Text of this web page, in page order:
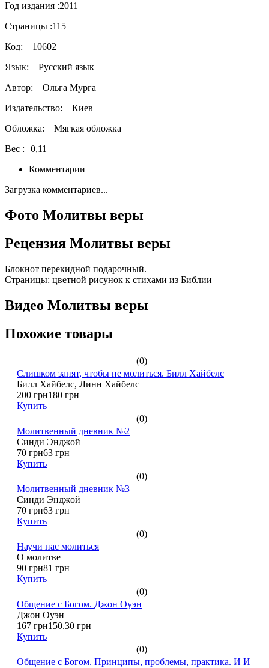
Год издания :2011
Страницы :115
Код: 10602
Язык: Русский язык
Автор:
Ольга Мурга
Издательство:
Киев
Обложка: Мягкая обложка
Вес :
0,11
Комментарии
Загрузка комментариев...
Фото Молитвы веры
Рецензия Молитвы веры
Блокнот перекидной подарочный.
Страницы: цветной рисунок к стихами из Библии
Видео Молитвы веры
Похожие товары
(0)
Слишком занят, чтобы не молиться. Билл Хайбелс
Билл Хайбелс, Линн Хайбелс
200 грн180 грн
Купить
(0)
Молитвенный дневник №2
Синди Энджой
70 грн63 грн
Купить
(0)
Молитвенный дневник №3
Синди Энджой
70 грн63 грн
Купить
(0)
Научи нас молиться
О молитве
90 грн81 грн
Купить
(0)
Общение с Богом. Джон Оуэн
Джон Оуэн
167 грн150.30 грн
Купить
(0)
Общение с Богом. Принципы, проблемы, практика. И И